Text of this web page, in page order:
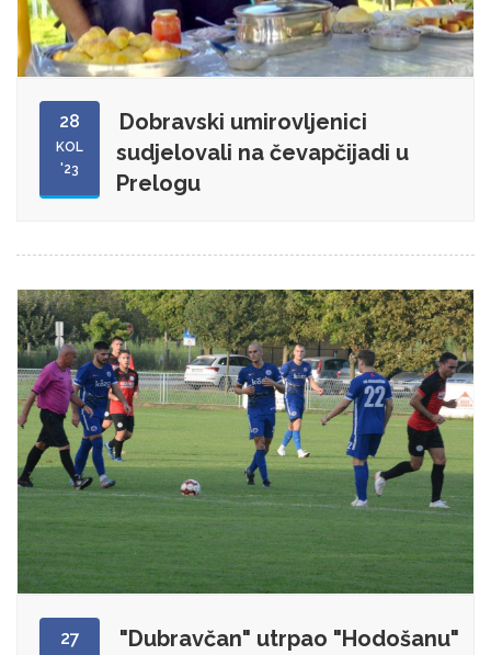
28
KOL
'23
Dobravski umirovljenici
sudjelovali na čevapčijadi u
Prelogu
27
"Dubravčan" utrpao "Hodošanu"